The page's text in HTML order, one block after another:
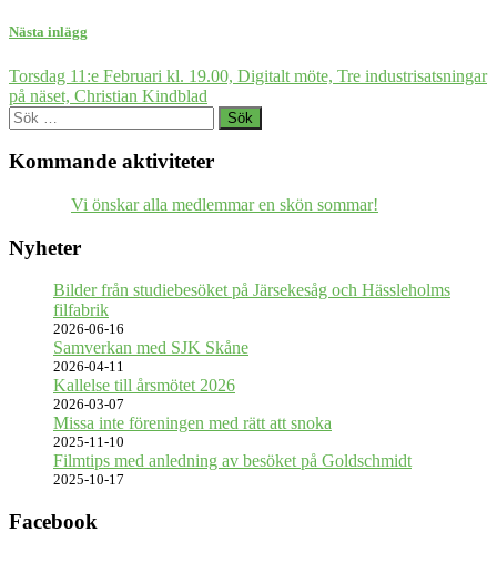
Nästa inlägg
Torsdag 11:e Februari kl. 19.00, Digitalt möte, Tre industrisatsningar
på näset, Christian Kindblad
Sök
efter:
Kommande aktiviteter
Vi önskar alla medlemmar en skön sommar!
Nyheter
Bilder från studiebesöket på Järsekesåg och Hässleholms
filfabrik
2026-06-16
Samverkan med SJK Skåne
2026-04-11
Kallelse till årsmötet 2026
2026-03-07
Missa inte föreningen med rätt att snoka
2025-11-10
Filmtips med anledning av besöket på Goldschmidt
2025-10-17
Facebook